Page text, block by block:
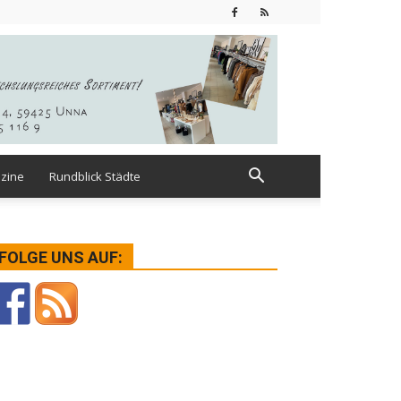
Rundblick Städte
FOLGE UNS AUF: